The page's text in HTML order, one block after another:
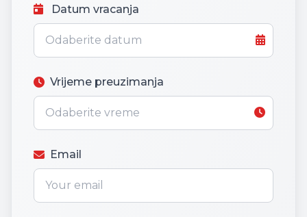
Datum vracanja
Vrijeme preuzimanja
Email